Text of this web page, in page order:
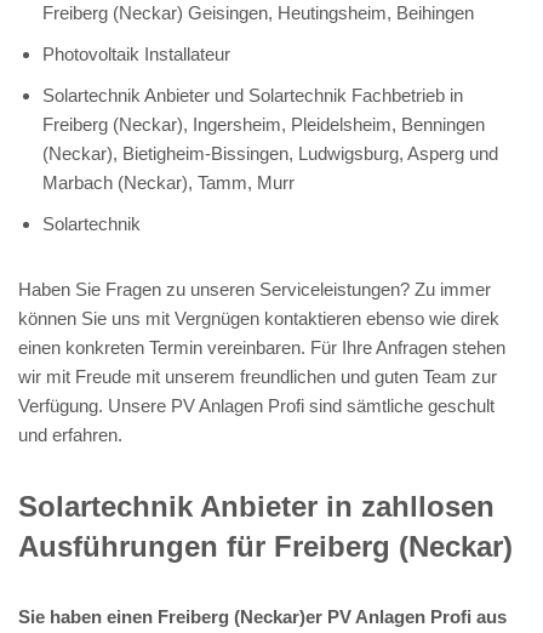
Freiberg (Neckar) Geisingen, Heutingsheim, Beihingen
Photovoltaik Installateur
Solartechnik Anbieter und Solartechnik Fachbetrieb in
Freiberg (Neckar), Ingersheim, Pleidelsheim, Benningen
(Neckar), Bietigheim-Bissingen, Ludwigsburg, Asperg und
Marbach (Neckar), Tamm, Murr
Solartechnik
Haben Sie Fragen zu unseren Serviceleistungen? Zu immer
können Sie uns mit Vergnügen kontaktieren ebenso wie direk
einen konkreten Termin vereinbaren. Für Ihre Anfragen stehen
wir mit Freude mit unserem freundlichen und guten Team zur
Verfügung. Unsere PV Anlagen Profi sind sämtliche geschult
und erfahren.
Solartechnik Anbieter in zahllosen
Ausführungen für Freiberg (Neckar)
Sie haben einen Freiberg (Neckar)er PV Anlagen Profi aus